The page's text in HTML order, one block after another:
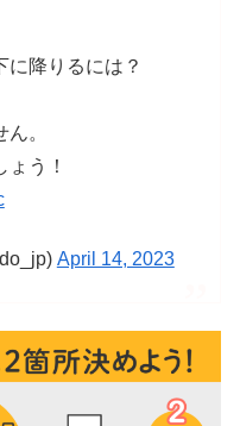
に降りるには？
。
う！
April 14, 2023